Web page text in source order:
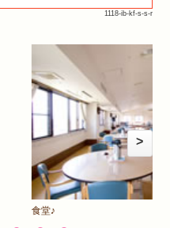
1118-ib-kf-s-s-r
>